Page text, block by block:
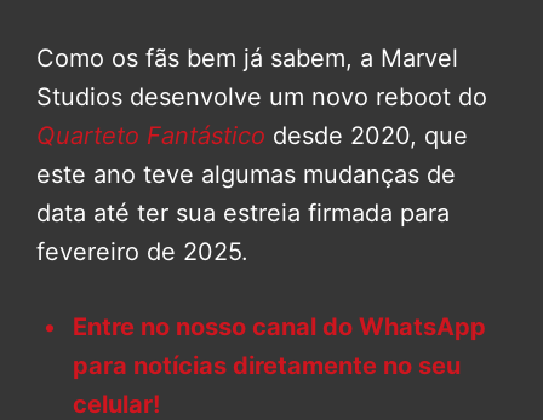
Como os fãs bem já sabem, a Marvel
Studios desenvolve um novo reboot do
Quarteto Fantástico desde 2020, que
este ano teve algumas mudanças de
data até ter sua estreia firmada para
fevereiro de 2025.
Entre no nosso canal do WhatsApp
para notícias diretamente no seu
celular!